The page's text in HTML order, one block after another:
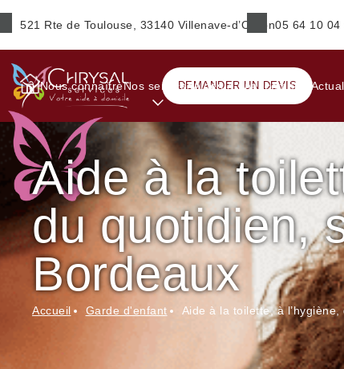
521 Rte de Toulouse, 33140 Villenave-d’Ornon05 64 10 04
DEMANDER UN DEVIS
Nous connaîtreNos servicesAides & financements
Aide à la
du quotidien,
Bordeaux
Accueil Garde d'enfant Aide à la toilette, à
Prénom*
E-mail*
Ville*
Service(s) souhaité(s)*
Maintien à domicile